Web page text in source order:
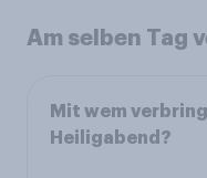
Am selben Tag
Mit wem
Heiligabend?